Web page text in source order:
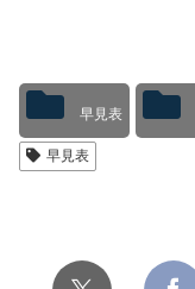
早見表
早見表